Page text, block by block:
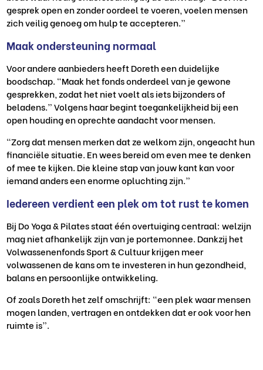
gesprek open en zonder oordeel te voeren, voelen mensen
zich veilig genoeg om hulp te accepteren.”
Maak ondersteuning normaal
Voor andere aanbieders heeft Doreth een duidelijke
boodschap. “Maak het fonds onderdeel van je gewone
gesprekken, zodat het niet voelt als iets bijzonders of
beladens.” Volgens haar begint toegankelijkheid bij een
open houding en oprechte aandacht voor mensen.
“Zorg dat mensen merken dat ze welkom zijn, ongeacht hun
financiële situatie. En wees bereid om even mee te denken
of mee te kijken. Die kleine stap van jouw kant kan voor
iemand anders een enorme opluchting zijn.”
Iedereen verdient een plek om tot rust te komen
Bij Do Yoga & Pilates staat één overtuiging centraal: welzijn
mag niet afhankelijk zijn van je portemonnee. Dankzij het
Volwassenenfonds Sport & Cultuur krijgen meer
volwassenen de kans om te investeren in hun gezondheid,
balans en persoonlijke ontwikkeling.
Of zoals Doreth het zelf omschrijft: “een plek waar mensen
mogen landen, vertragen en ontdekken dat er ook voor hen
ruimte is”.